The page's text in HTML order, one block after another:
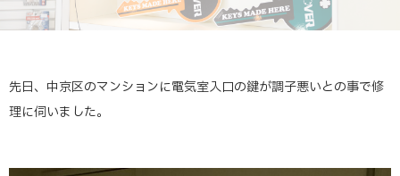
先日、中京区のマンションに電気室入口の鍵が調子悪いとの事で修
理に伺いました。